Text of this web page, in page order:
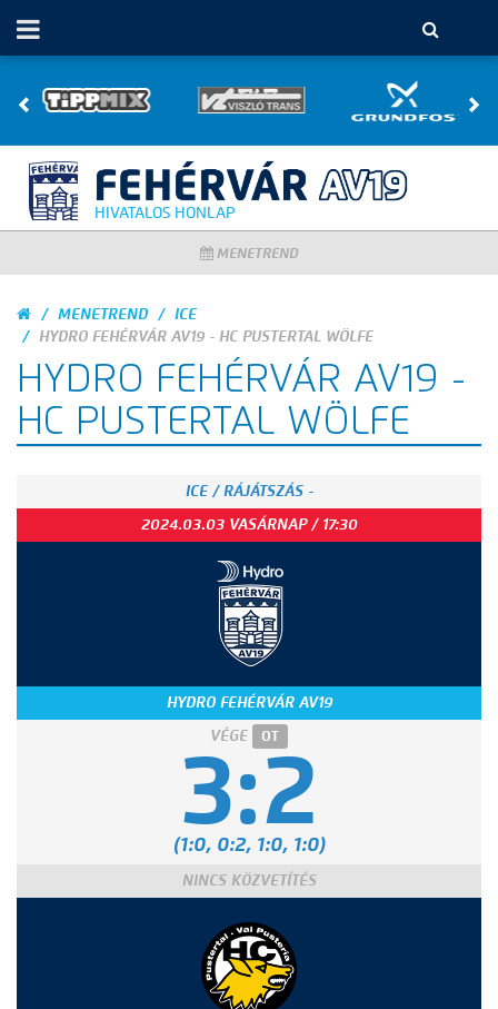
HIVATALOS HONLAP
MENETREND
MENETREND
ICE
HYDRO FEHÉRVÁR AV19 - HC PUSTERTAL WÖLFE
HYDRO FEHÉRVÁR AV19 -
HC PUSTERTAL WÖLFE
ICE / RÁJÁTSZÁS -
2024.03.03 VASÁRNAP / 17:30
HYDRO FEHÉRVÁR AV19
VÉGE
OT
3:2
(1:0, 0:2, 1:0, 1:0)
NINCS KÖZVETÍTÉS